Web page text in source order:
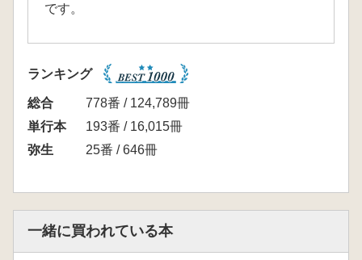
です。
ランキング
総合
778番 / 124,789冊
単行本
193番 / 16,015冊
弥生
25番 / 646冊
一緒に買われている本